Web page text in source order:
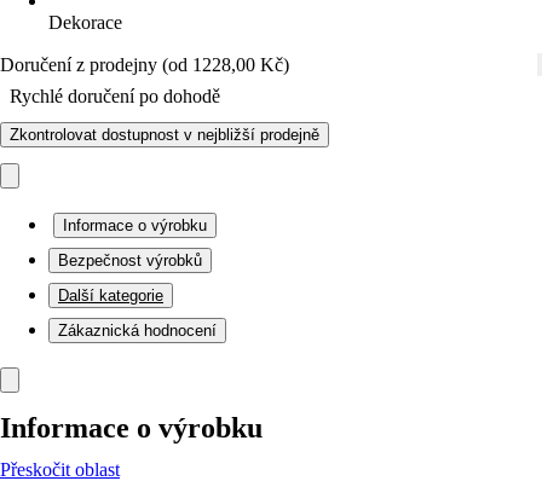
Dekorace
Doručení z prodejny (od 1228,00 Kč)
Rychlé doručení po dohodě
Zkontrolovat dostupnost v nejbližší prodejně
Informace o výrobku
Bezpečnost výrobků
Další kategorie
Zákaznická hodnocení
Informace o výrobku
Přeskočit oblast